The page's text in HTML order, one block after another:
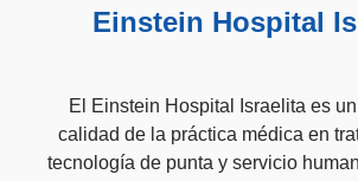
Einstein Hospital
El Einstein Hospital Israelita es
calidad de la práctica médica en
tecnología de punta y servicio